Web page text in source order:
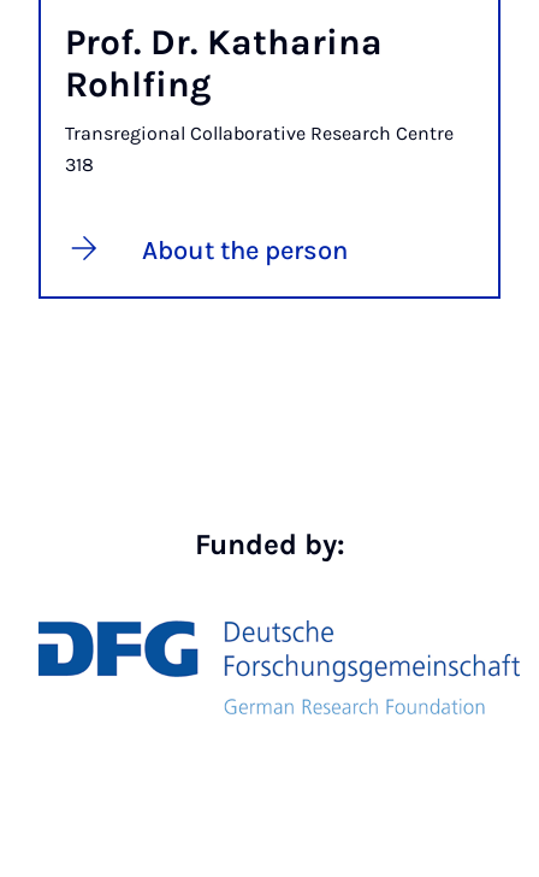
Prof. Dr. Katharina
Rohlfing
Transregional Collaborative Research Centre
318
About the person
Funded by: